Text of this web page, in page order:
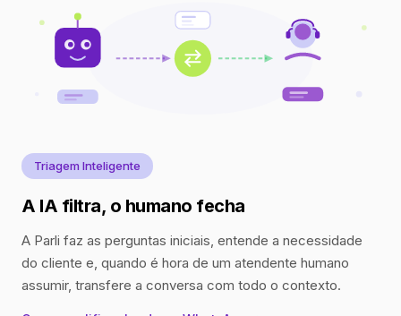
Triagem Inteligente
A IA filtra, o humano fecha
A Parli faz as perguntas iniciais, entende a necessidade
do cliente e, quando é hora de um atendente humano
assumir, transfere a conversa com todo o contexto.